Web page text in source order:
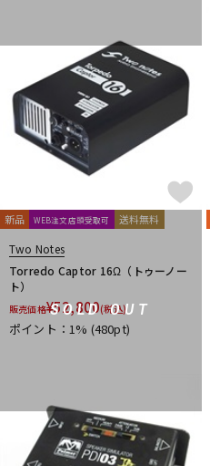
SOLD OUT
新品 WEB注文店頭受取可 送料無料
Two Notes
Torredo Captor 16Ω（トゥーノー
ト）
販売価格¥52,800(税込)
ポイント：1% (480pt)